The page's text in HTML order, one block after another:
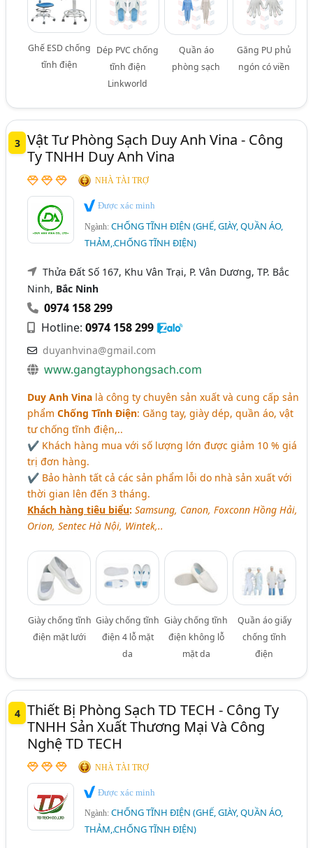
Ghế ESD chống
tĩnh điện
Dép PVC chống
tĩnh điện
Linkworld
Quần áo
phòng sạch
Găng PU phủ
ngón có viền
3 Vật Tư Phòng Sạch Duy Anh Vina - Công
Ty TNHH Duy Anh Vina
NHÀ TÀI TRỢ
Được xác minh
Ngành:CHỐNG TĨNH ĐIỆN (GHẾ, GIÀY, QUẦN ÁO,
THẢM,.CHỐNG TĨNH ĐIỆN)
Thửa Đất Số 167, Khu Vân Trại, P. Vân Dương, TP. Bắc
Ninh, Bắc Ninh
0974 158 299
Hotline:0974 158 299
duyanhvina@gmail.com
www.gangtayphongsach.com
Duy Anh Vina là công ty chuyên sản xuất và cung cấp sản
phẩmChống Tĩnh Điện: Găng tay, giày dép, quần áo, vật
tư chống tĩnh điện,..
✔ Khách hàng mua với số lượng lớn được giảm 10 % giá
trị đơn hàng.
✔ Bảo hành tất cả các sản phẩm lỗi do nhà sản xuất với
thời gian lên đến 3 tháng.
Khách hàng tiêu biểu: Samsung, Canon, Foxconn Hồng Hải,
Orion, Sentec Hà Nội, Wintek,..
Giày chống tĩnh
điện mặt lưới
Giày chống tĩnh
điện 4 lỗ mặt
da
Giày chống tĩnh
điện không lỗ
mặt da
Quần áo giấy
chống tĩnh
điện
4 Thiết Bị Phòng Sạch TD TECH - Công Ty
TNHH Sản Xuất Thương Mại Và Công
Nghệ TD TECH
NHÀ TÀI TRỢ
Được xác minh
Ngành:CHỐNG TĨNH ĐIỆN (GHẾ, GIÀY, QUẦN ÁO,
THẢM,.CHỐNG TĨNH ĐIỆN)